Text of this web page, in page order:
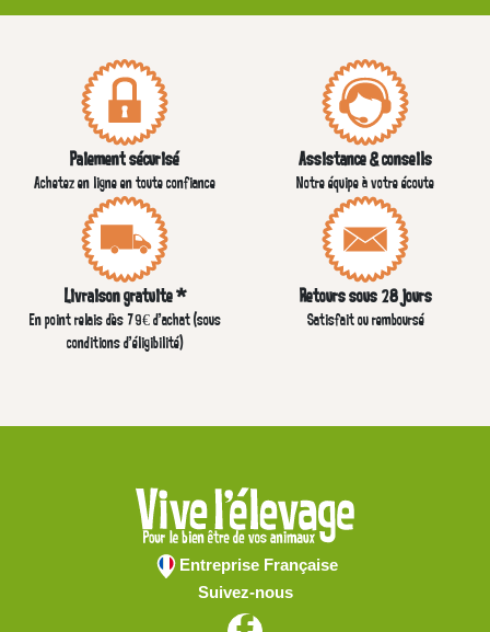
Paiement sécurisé
Achetez en ligne en toute confiance
Assistance & conseils
Notre équipe à votre écoute
Livraison gratuite *
En point relais dès 79€ d’achat (sous
conditions d'éligibilité)
Retours sous 28 jours
Satisfait ou remboursé
Entreprise Française
Suivez-nous